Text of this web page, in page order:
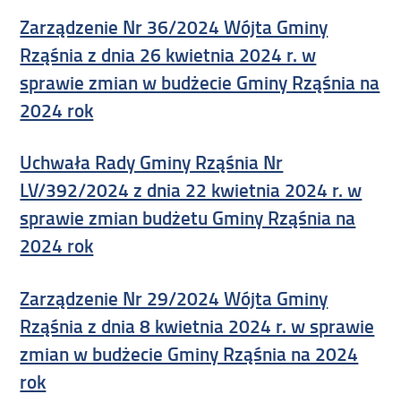
Zarządzenie Nr 36/2024 Wójta Gminy
Rząśnia z dnia 26 kwietnia 2024 r. w
sprawie zmian w budżecie Gminy Rząśnia na
2024 rok
Uchwała Rady Gminy Rząśnia Nr
LV/392/2024 z dnia 22 kwietnia 2024 r. w
sprawie zmian budżetu Gminy Rząśnia na
2024 rok
Zarządzenie Nr 29/2024 Wójta Gminy
Rząśnia z dnia 8 kwietnia 2024 r. w sprawie
zmian w budżecie Gminy Rząśnia na 2024
rok